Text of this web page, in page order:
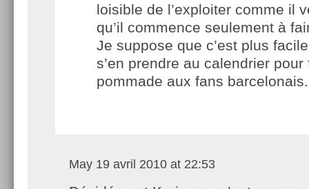
loisible de l’exploiter comme il
qu’il commence seulement à
Je suppose que c’est plus
s’en prendre au calendrier
pommade aux fans
May 19 avril 2010 at 22:53